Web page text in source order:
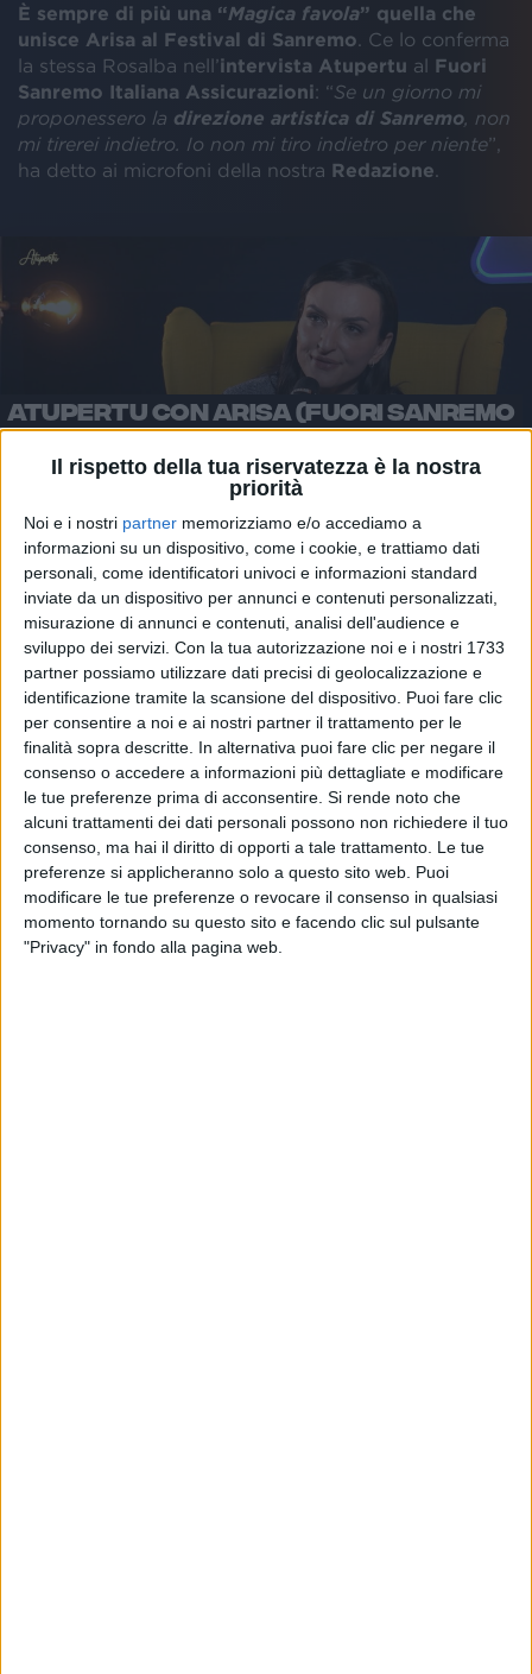
Il rispetto della tua riservatezza è la nostra
priorità
Noi e i nostri partner memorizziamo e/o accediamo a
informazioni su un dispositivo, come i cookie, e trattiamo dati
personali, come identificatori univoci e informazioni standard
inviate da un dispositivo per annunci e contenuti personalizzati,
misurazione di annunci e contenuti, analisi dell'audience e
sviluppo dei servizi. Con la tua autorizzazione noi e i nostri 1733
partner possiamo utilizzare dati precisi di geolocalizzazione e
identificazione tramite la scansione del dispositivo. Puoi fare clic
per consentire a noi e ai nostri partner il trattamento per le
finalità sopra descritte. In alternativa puoi fare clic per negare il
consenso o accedere a informazioni più dettagliate e modificare
le tue preferenze prima di acconsentire. Si rende noto che
alcuni trattamenti dei dati personali possono non richiedere il tuo
consenso, ma hai il diritto di opporti a tale trattamento. Le tue
preferenze si applicheranno solo a questo sito web. Puoi
modificare le tue preferenze o revocare il consenso in qualsiasi
momento tornando su questo sito e facendo clic sul pulsante
"Privacy" in fondo alla pagina web.
È sempre di più una “Magica favola” quella che
unisce Arisa al Festival di Sanremo . Ce lo conferma
la stessa Rosalba nell’intervista Atupertu al Fuori
Sanremo Italiana Assicurazioni: “Se un giorno mi
proponessero la direzione artistica di Sanremo, non
mi tirerei indietro. Io non mi tiro indietro per niente”,
ha detto ai microfoni della nostra Redazione
ATUPERTU CON ARISA (FUORI SANREMO
ITALIANA ASSICURAZIONI)
La candidatura di Arisa non è casuale: ha
partecipato al Festival, l’ha vinto più volte e ha fatto
anche la co-conduttrice.
“Non so se sono brava a
fare una cosa del genere”, ha raccontato con
modestia la cantante allargando il discorso: “
Amo
tantissimo la musica, mi piace indagare su ciò che
succede nella musica italiana. Non sono una di quelle
che è convinta che il rap distruggerà la musica
italiana, riesco a trovare la bellezza un po’ in tutti i
generi. Stiamo crescendo sempre di più. Non
succederà che mi offriranno la direzione artistica ma
se dovesse succedere…”.
Arisa può contare sull’affetto e il sostegno dei
suoi colleghi, in gara e fuori dalla gara da Patty